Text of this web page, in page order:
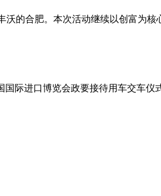
沃的合肥。本次活动继续以创富为
国际进口博览会政要接待用车交车